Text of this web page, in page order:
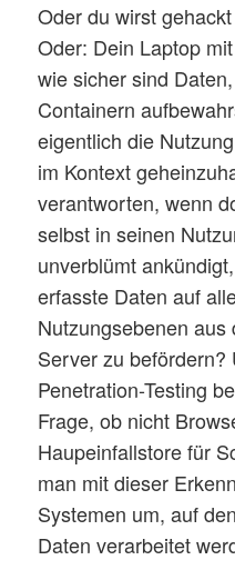
Oder du wirst
Oder: Dein Laptop
wie sicher sind
Containern
eigentlich die
im Kontext
verantworten, wenn
selbst in seinen
unverblümt
erfasste Daten auf
Nutzungsebenen
Server zu
Penetration-Testing
Frage, ob nicht
Haupeinfallstore für
man mit dieser
Systemen um, auf
Daten verarbeitet